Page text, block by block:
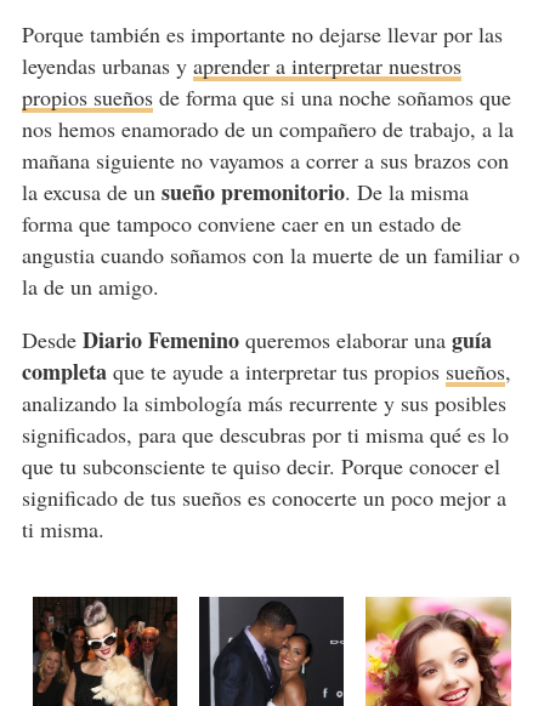
Porque también es importante no dejarse llevar por las
leyendas urbanas y aprender a interpretar nuestros
propios sueñosde forma que si una noche soñamos que
nos hemos enamorado de un compañero de trabajo, a la
mañana siguiente no vayamos a correr a sus brazos con
la excusa de un sueño premonitorio. De la misma
forma que tampoco conviene caer en un estado de
angustia cuando soñamos con la muerte de un familiar o
la de un amigo.
Desde Diario Femeninoqueremos elaborar una guía
completaque te ayude a interpretar tus propios sueños,
analizando la simbología más recurrente y sus posibles
significados, para que descubras por ti misma qué es lo
que tu subconsciente te quiso decir. Porque conocer el
significado de tus sueños es conocerte un poco mejor a
ti misma.